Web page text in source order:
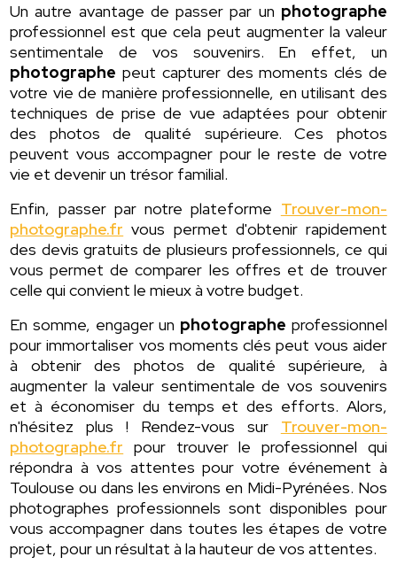
Un autre avantage de passer par un photographe
professionnel est que cela peut augmenter la valeur
sentimentale de vos souvenirs. En effet, un
photographe peut capturer des moments clés de
votre vie de manière professionnelle, en utilisant des
techniques de prise de vue adaptées pour obtenir
des photos de qualité supérieure. Ces photos
peuvent vous accompagner pour le reste de votre
vie et devenir un trésor familial.
Enfin, passer par notre plateforme Trouver-mon-
photographe.fr vous permet d'obtenir rapidement
des devis gratuits de plusieurs professionnels, ce qui
vous permet de comparer les offres et de trouver
celle qui convient le mieux à votre budget.
En somme, engager un photographe professionnel
pour immortaliser vos moments clés peut vous aider
à obtenir des photos de qualité supérieure, à
augmenter la valeur sentimentale de vos souvenirs
et à économiser du temps et des efforts. Alors,
n'hésitez plus ! Rendez-vous sur Trouver-mon-
photographe.fr pour trouver le professionnel qui
répondra à vos attentes pour votre événement à
Toulouse ou dans les environs en Midi-Pyrénées. Nos
photographes professionnels sont disponibles pour
vous accompagner dans toutes les étapes de votre
projet, pour un résultat à la hauteur de vos attentes.